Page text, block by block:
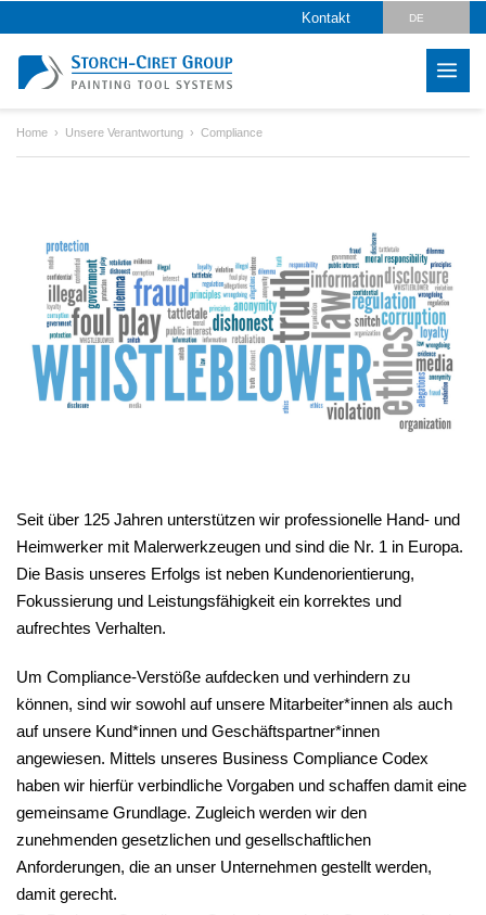
Kontakt DE
ES
Home Unsere Verantwortung Compliance
Seit über 125 Jahren unterstützen wir professionelle Hand- und
Heimwerker mit Malerwerkzeugen und sind die Nr. 1 in Europa.
Die Basis unseres Erfolgs ist neben Kundenorientierung,
Fokussierung und Leistungsfähigkeit ein korrektes und
aufrechtes Verhalten.
Um Compliance-Verstöße aufdecken und verhindern zu
können, sind wir sowohl auf unsere Mitarbeiter*innen als auch
auf unsere Kund*innen und Geschäftspartner*innen
angewiesen. Mittels unseres Business Compliance Codex
haben wir hierfür verbindliche Vorgaben und schaffen damit eine
gemeinsame Grundlage. Zugleich werden wir den
zunehmenden gesetzlichen und gesellschaftlichen
Anforderungen, die an unser Unternehmen gestellt werden,
damit gerecht.